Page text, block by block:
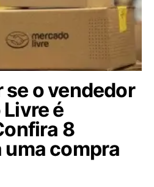
se o vendedor
é
8
compra